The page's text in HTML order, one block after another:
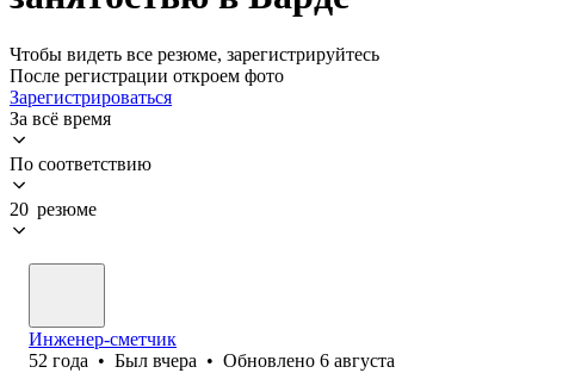
Чтобы видеть все резюме, зарегистрируйтесь
После регистрации откроем фото
Зарегистрироваться
За всё время
По соответствию
20 резюме
Инженер-сметчик
52 года • Был вчера • Обновлено 6 августа